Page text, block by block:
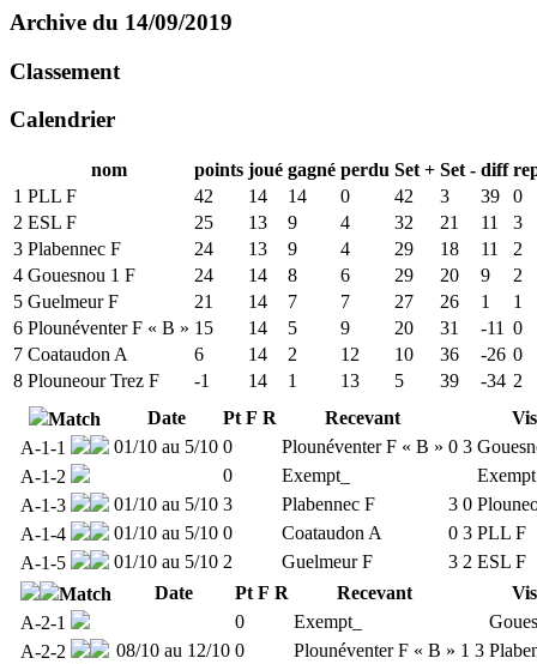
Archive du 14/09/2019
Classement
Calendrier
nom points joué gagné perdu Set + Set - diff
1 PLL F 42 14 14 0 42 3 39
0
2 ESL F 25 13 9 4 32 21 11
3
3 Plabennec F 24 13 9 4 29 18 11
2
4 Gouesnou 1 F 24 14 8 6 29 20 9
2
5 Guelmeur F 21 14 7 7 27 26 1
1
6 Plounéventer F « B » 15 14 5 9 20 31 -11 0
7 Coataudon A 6 14 2 12 10 36 -26 0
8 Plouneour Trez F -1 14 1 13 5 39 -34 2
Match
Date Pt F R Recevant
A-1-1
01/10 au 5/10 0 Plounéventer F « B » 0 3
A-1-2
0 Exempt_
Exempt
A-1-3
01/10 au 5/10 3 Plabennec F 3 0
A-1-4
01/10 au 5/10 0 Coataudon A 0 3 PLL F
A-1-5
01/10 au 5/10 2 Guelmeur F 3 2 ESL F
Match
Date Pt F R Recevant
A-2-1
0 Exempt_
A-2-2
08/10 au 12/10 0 Plounéventer F « B » 1 3